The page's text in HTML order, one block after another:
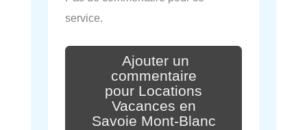
service.
Ajouter un
commentaire
pour Locations
Vacances en
Savoie Mont-Blanc